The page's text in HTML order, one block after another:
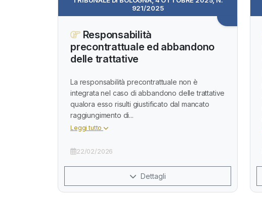
921/2025
Responsabilità
precontrattuale ed abbandono
delle trattative
La responsabilità precontrattuale non è
integrata nel caso di abbandono delle trattative
qualora esso risulti giustificato dal mancato
raggiungimento di...
Leggi tutto
22/02/2026
Dettagli